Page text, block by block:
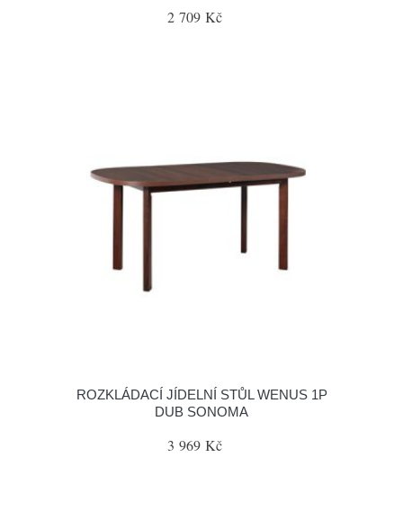
2 709 Kč
ROZKLÁDACÍ JÍDELNÍ STŮL WENUS 1P
DUB SONOMA
3 969 Kč